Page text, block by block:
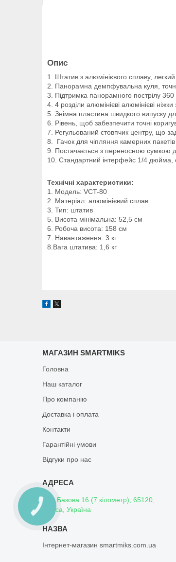
Опис
1. Штатив з алюмінієвого сплаву,
2. Панорамна демпфувальна куля,
3. Підтримка панорамного пострілу 360
4. 4 розділи алюмінієві алюмінієві
5. Знімна пластина швидкого випуску
6. Рівень, щоб забезпечити точні
7. Регульований стовпчик центру, що
8. Гачок для чіпляння камерних
9. Постачається з переносною сумкою
10. Стандартний інтерфейс 1/4 дюйма,
Технічні характеристики:
1. Модель: VCT-80
2. Матеріал: алюмінієвий сплав
3. Тип: штатив
5. Висота мінімальна: 52,5 см
6. Робоча висота: 158 см
7. Навантаження: 3 кг
8.Вага штатива: 1,6 кг
МАГАЗИН SMARTMIKS
Головна
Наш каталог
Про компанію
Доставка і оплата
Контакти
Гарантійні умови
Відгуки про нас
вул. Базова 16 (7 кілометр), 65120,
Одеса, Україна
Інтернет-магазин smartmiks.com.ua
КНОПКА
ЗВ'ЯЗКУ